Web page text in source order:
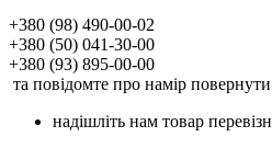
+380 (98) 490-00-02
+380 (50) 041-30-00
+380 (93) 895-00-00
та повідомте про намір
надішліть нам товар